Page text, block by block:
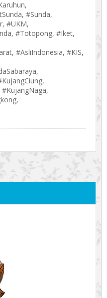
#Sunda,
#UKM,
#Totopong, #Iket,
#AsliIndonesia, #KIS,